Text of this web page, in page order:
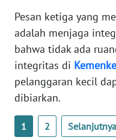
Pesan ketiga yang
adalah menjaga
bahwa tidak ada
integritas di
pelanggaran kecil
dibiarkan.
1 2 Selanjutnya
WN
JAMBI
WN
SULTRA
NTB